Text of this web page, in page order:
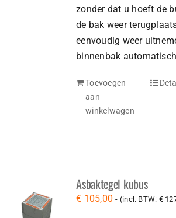
zonder dat u hoeft de
de bak weer
eenvoudig weer
binnenbak
Toevoegen
aan
winkelwagen
Asbaktegel kubus
€ 105,00 - (incl. BTW: €